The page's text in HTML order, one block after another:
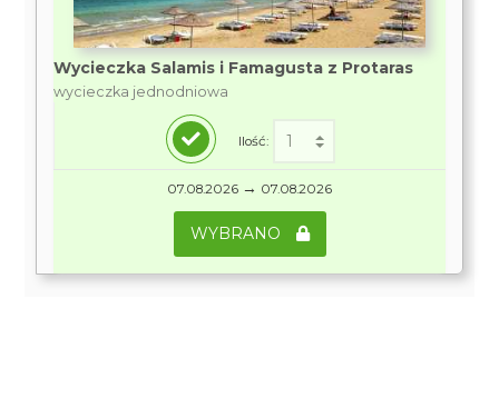
Wycieczka Salamis i Famagusta z Protaras
wycieczka jednodniowa
Ilość:
07.08.2026 → 07.08.2026
WYBRANO